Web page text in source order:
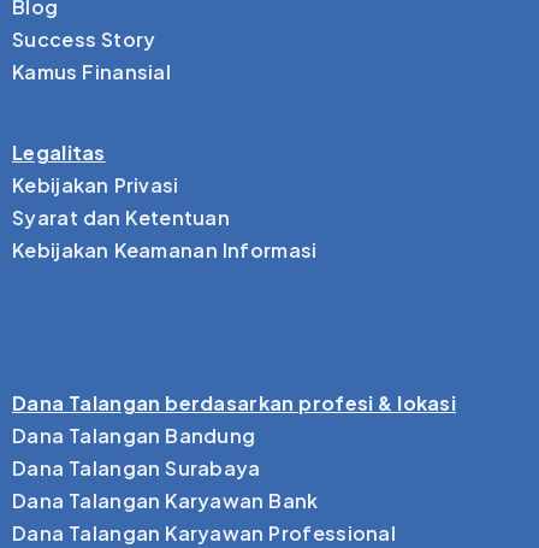
Blog
Success Story
Kamus Finansial
Legalitas
Kebijakan Privasi
Syarat dan Ketentuan
Kebijakan Keamanan Informasi
Dana Talangan berdasarkan profesi & lokasi
Dana Talangan Bandung
Dana Talangan Surabaya
Dana Talangan Karyawan Bank
Dana Talangan Karyawan Professional